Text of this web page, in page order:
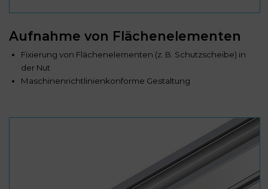
Aufnahme von Flächenelementen
Fixierung von Flächenelementen (z. B. Schutzscheibe) in
der Nut
Maschinenrichtlinienkonforme Gestaltung